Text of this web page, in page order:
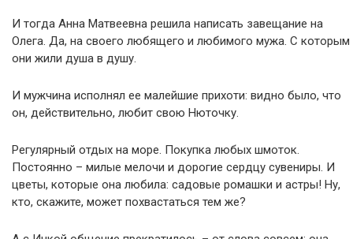
И тогда Анна Матвеевна решила написать завещание на
Олега. Да, на своего любящего и любимого мужа. С которым
они жили душа в душу.
И мужчина исполнял ее малейшие прихоти: видно было, что
он, действительно, любит свою Нюточку.
Регулярный отдых на море. Покупка любых шмоток.
Постоянно – милые мелочи и дорогие сердцу сувениры. И
цветы, которые она любила: садовые ромашки и астры! Ну,
кто, скажите, может похвастаться тем же?